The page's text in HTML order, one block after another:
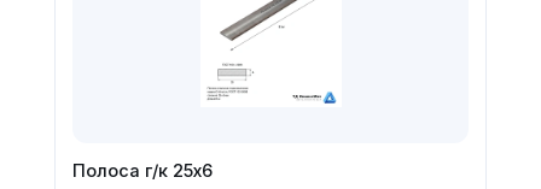
Полоса г/к 25х6